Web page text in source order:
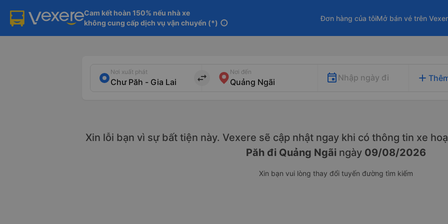
Cam kết hoàn 150% nếu nhà xe
không cung cấp dịch vụ vận chuyển (*) info
Đơn hàng của tôiMở bán vé trên
Nơi xuất phát
import_export
Nơi đến
Nhập ngày đi add
Xin lỗi bạn vì sự bất tiện này. Vexere sẽ cập nhật ngay khi có thông tin xe
Păh đi Quảng Ngãi ngày 09/08/2026
Xin bạn vui lòng thay đổi tuyến đường tìm kiếm